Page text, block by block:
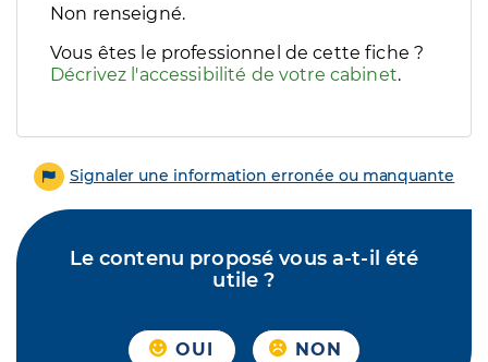
Filtres
Sélectionnez un ou plusieurs handicaps/besoins
Non renseigné.
Vous êtes le professionnel de cette fiche ?
Décrivez l'accessibilité de votre cabinet.
Signaler une information erronée ou manquante
Le contenu proposé vous a-t-il été
utile ?
OUI NON